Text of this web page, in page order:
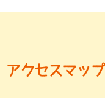
アクセスマップ